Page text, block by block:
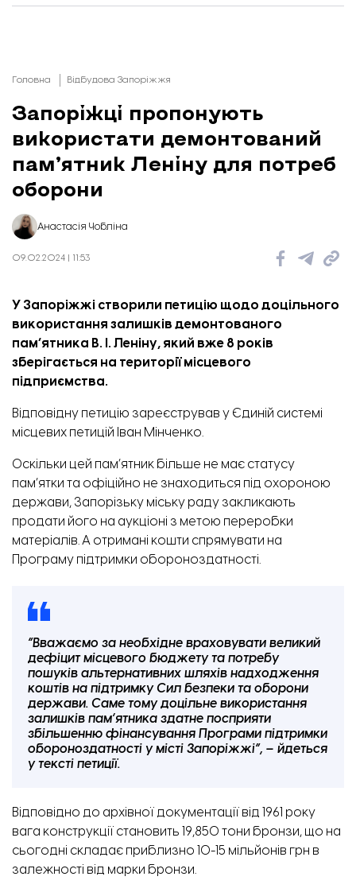
Головна Відбудова Запоріжжя
Запоріжці пропонують
використати демонтований
пам’ятник Леніну для потреб
оборони
Анастасія Чобліна
09.02.2024 | 11:53
У Запоріжжі створили петицію щодо доцільного
використання залишків демонтованого
пам’ятника В. І. Леніну, який вже 8 років
зберігається на території місцевого
підприємства.
Відповідну петицію зареєстрував у Єдиній системі
місцевих петицій Іван Мінченко.
Оскільки цей пам’ятник більше не має статусу
пам’ятки та офіційно не знаходиться під охороною
держави, Запорізьку міську раду закликають
продати його на аукціоні з метою переробки
матеріалів. А отримані кошти спрямувати на
Програму підтримки обороноздатності.
“Вважаємо за необхідне враховувати великий
дефіцит місцевого бюджету та потребу
пошуків альтернативних шляхів надходження
коштів на підтримку Сил безпеки та оборони
держави. Саме тому доцільне використання
залишків пам’ятника здатне посприяти
збільшенню фінансування Програми підтримки
обороноздатності у місті Запоріжжі”, – йдеться
у тексті петиції.
Відповідно до архівної документації від 1961 року
вага конструкції становить 19,850 тони бронзи, що на
сьогодні складає приблизно 10-15 мільйонів грн в
залежності від марки бронзи.